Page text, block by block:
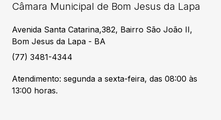
Câmara Municipal de Bom Jesus da Lapa
Avenida Santa Catarina,382, Bairro São João II,
Bom Jesus da Lapa - BA
(77) 3481-4344
Atendimento: segunda a sexta-feira, das 08:00 às
13:00 horas.